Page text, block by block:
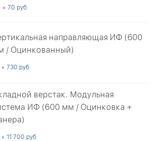
× 70 руб
направляющая ИФ (600
/ Оцинкованный)
× 730 руб
верстак. Модульная
ИФ (600 мм / Оцинковка +
× 11 700 руб